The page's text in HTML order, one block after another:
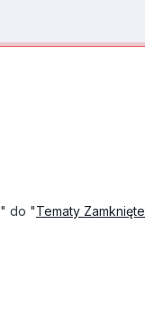
" do "Tematy Zamknięte